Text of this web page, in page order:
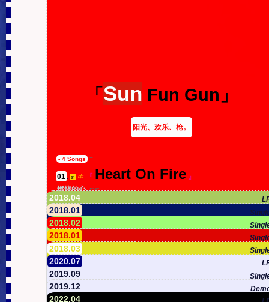
「 Sun Fun Gun」
阳光、欢乐、枪。
- 4 Songs ≡
01 s 中 『 Heart On Fire 』
燃烧的心 4'25''
02. s EN
Dear Boy I Wanna Be Your Girl
Friend
』
亲爱的我想做你女朋友
03. s EN Surf With Shark
和鲨鱼一起冲浪
2018.04
「Sound Of Life Toward
s...」
2018.01
2018.02
2018.01
2018.03
2020.07
2019.09
2019.12
2022.04